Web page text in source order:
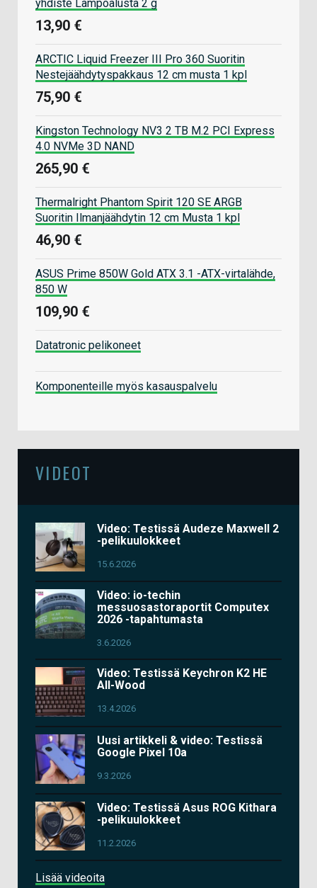
yhdiste Lämpöalusta 2 g
13,90 €
ARCTIC Liquid Freezer III Pro 360 Suoritin
Nestejäähdytyspakkaus 12 cm musta 1 kpl
75,90 €
Kingston Technology NV3 2 TB M.2 PCI Express
4.0 NVMe 3D NAND
265,90 €
Thermalright Phantom Spirit 120 SE ARGB
Suoritin Ilmanjäähdytin 12 cm Musta 1 kpl
46,90 €
ASUS Prime 850W Gold ATX 3.1 -ATX-virtalähde,
850 W
109,90 €
Datatronic pelikoneet
Komponenteille myös kasauspalvelu
VIDEOT
Video: Testissä Audeze Maxwell 2
-pelikuulokkeet
15.6.2026
Video: io-techin
messuosastoraportit Computex
2026 -tapahtumasta
3.6.2026
Video: Testissä Keychron K2 HE
All-Wood
13.4.2026
Uusi artikkeli & video: Testissä
Google Pixel 10a
9.3.2026
Video: Testissä Asus ROG Kithara
-pelikuulokkeet
11.2.2026
Lisää videoita